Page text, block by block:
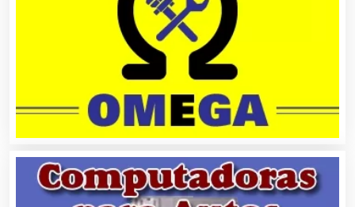
Capacitación
Carnicerías
Carpinterías